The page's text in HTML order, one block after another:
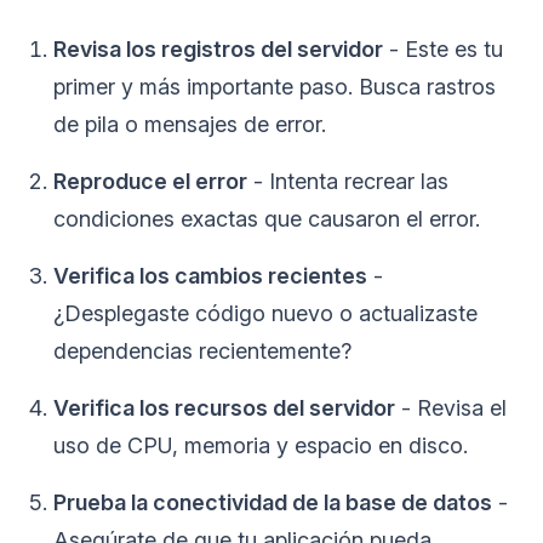
Revisa los registros del servidor - Este es tu
primer y más importante paso. Busca rastros
de pila o mensajes de error.
Reproduce el error - Intenta recrear las
condiciones exactas que causaron el error.
Verifica los cambios recientes -
¿Desplegaste código nuevo o actualizaste
dependencias recientemente?
Verifica los recursos del servidor - Revisa el
uso de CPU, memoria y espacio en disco.
Prueba la conectividad de la base de datos -